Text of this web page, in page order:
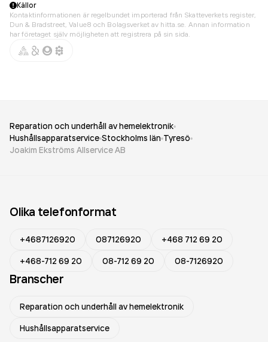
Källor
Kontaktinformationen är regelbundet importerad från Skatteverkets register,
Dun & Bradstreet, Value8 och Bolagsverket av hitta.se. Annan information
har företaget själv möjligheten att registrera på sin sida.
Reparation och underhåll av hemelektronik
Hushållsapparatservice Stockholms län Tyresö
Joakim Ekströms Allservice AB
Olika telefonformat
+4687126920 087126920
+468 712 69 20
+468-712 69 20
08-712 69 20 08-7126920
Branscher
Reparation och underhåll av hemelektronik
Hushållsapparatservice